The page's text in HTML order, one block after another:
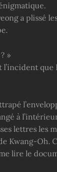
a plissé
»
que
à
lettres les
Kwang-Oh.
lire le